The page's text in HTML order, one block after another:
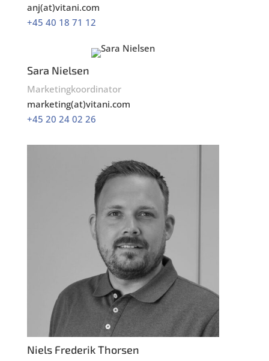
anj(at)vitani.com
+45 40 18 71 12
Sara Nielsen
Marketingkoordinator
marketing(at)vitani.com
+45 20 24 02 26
Niels Frederik Thorsen